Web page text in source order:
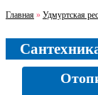
Главная » Удмуртская